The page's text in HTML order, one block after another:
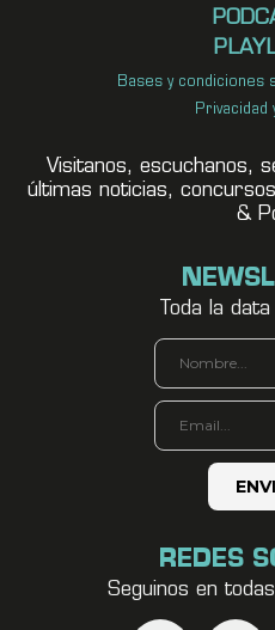
Bases y condiciones
Privacidad
Visitanos, escuchanos,
últimas noticias,
&
Toda la
REDES
Seguinos en